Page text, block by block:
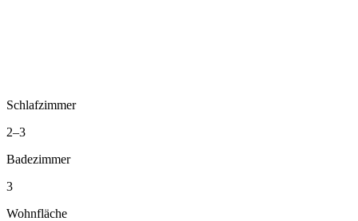
Schlafzimmer
2–3
Badezimmer
3
Wohnfläche